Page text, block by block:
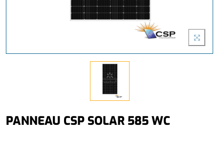
PANNEAU CSP SOLAR 585 WC